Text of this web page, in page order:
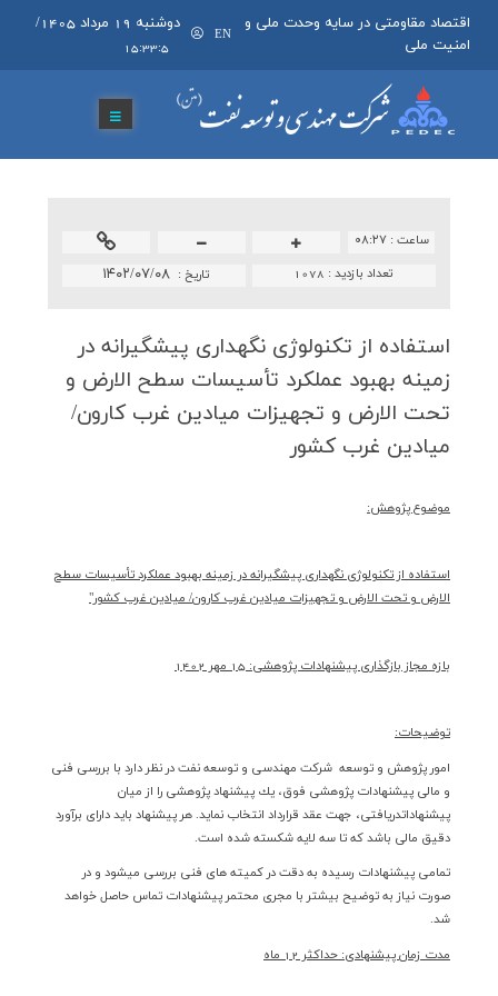
اقتصاد مقاومتی در سایه وحدت ملی و
امنیت ملی
EN
دوشنبه 19 مرداد 1405 /
15:33:5
ساعت :۰۸:۲۷
تاريخ : ۱۴۰۲/۰۷/۰۸ تعداد بازدید : 1078
استفاده از تكنولوژی نگهداری پیشگیرانه در
زمینه بهبود عملكرد تأسیسات سطح الارض و
تحت الارض و تجهیزات میادین غرب كارون/
میادین غرب كشور
موضوع پژوهش:
استفاده از تكنولوژي نگهداري پيشگيرانه در زمينه بهبود عملكرد تأسيسات سطح
الارض و تحت الارض و تجهيزات ميادين غرب كارون/ ميادين غرب كشور"
بازه مجاز بازگذاري پيشنهادات پژوهشي: 15 مهر 1402
توضيحات:
امور پژوهش و توسعه شركت مهندسي و توسعه نفت در نظر دارد با بررسي فني
و مالي پيشنهادات پژوهشي فوق، يك پيشنهاد پژوهشي را از ميان
پيشنهاداتدريافتي، جهت عقد قرارداد انتخاب نمايد. هر پيشنهاد بايد داراي برآورد
دقيق مالي باشد كه تا سه لايه شكسته شده است.
تمامي پيشنهادات رسيده به دقت در كميته هاي فني بررسي مي­شود و در
صورت نياز به توضيح بيشتر با مجري محتمر پيشنهادات تماس حاصل خواهد
شد.
مدت زمان پيشنهادي: حداكثر 12 ماه